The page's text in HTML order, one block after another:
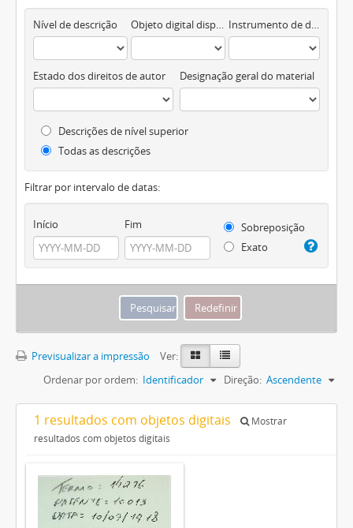
Nível de descrição Objeto digital disponível Instrumento de descrição documental
Estado dos direitos de autor Designação geral do material
Descrições de nível superior
Todas as descrições
Filtrar por intervalo de datas:
Início Fim
Sobreposição
Exato
Previsualizar a impressão
Ver:
Ordenar por ordem: Identificador Direção: Ascendente
1 resultados com objetos digitais
Mostrar
resultados com objetos digitais